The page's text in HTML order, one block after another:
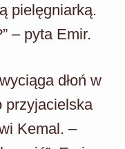
pielęgniarką.
– pyta Emir.
dłoń w
przyjacielska
Kemal. –